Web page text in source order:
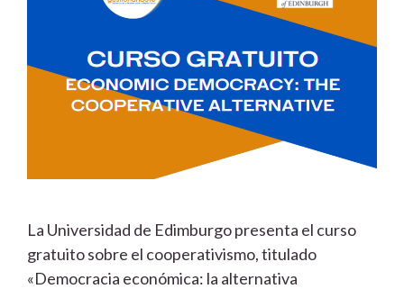
La Universidad de Edimburgo presenta el curso
gratuito sobre el cooperativismo, titulado
«Democracia económica: la alternativa